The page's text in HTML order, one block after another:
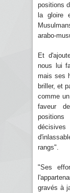
positions
la gloire
arabo-
Et
nous lui
mais ses
briller, et
comme
faveur
rangs".
"Ses
gravés à